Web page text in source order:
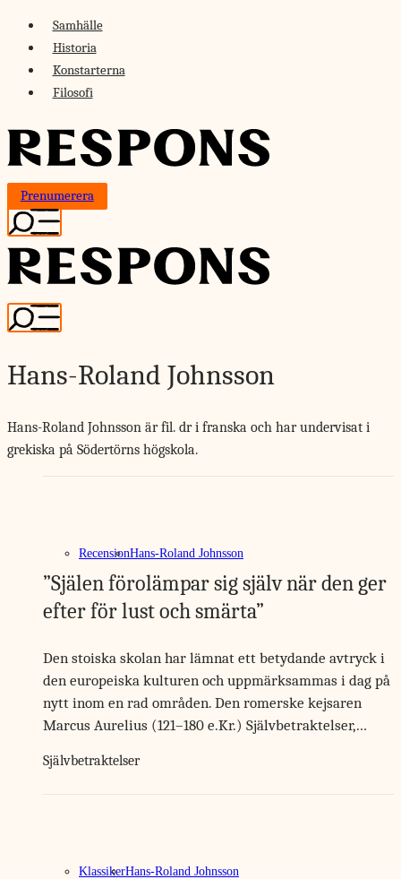
Skip
content
Samhälle
Historia
Konstarterna
Filosofi
Prenumerera
Hans-Roland Johnsson
Hans-Roland Johnsson är fil. dr i franska och har undervisat i
grekiska på Södertörns högskola.
RecensionHans-Roland Johnsson
”Själen förolämpar sig själv när den ger
efter för lust och smärta”
Den stoiska skolan har lämnat ett betydande avtryck i
den europeiska kulturen och uppmärksammas i dag på
nytt inom en rad områden. Den romerske kejsaren
Marcus Aurelius (121–180 e.Kr.) Självbetraktelser,…
Självbetraktelser
KlassikerHans-Roland Johnsson